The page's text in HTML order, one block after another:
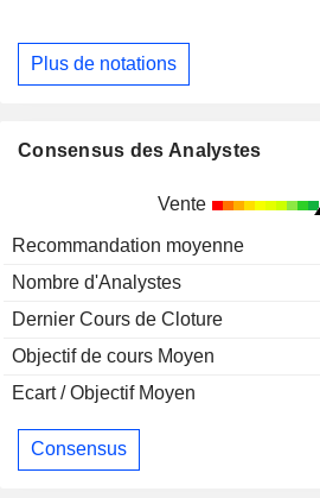
Plus de notations
Consensus des Analystes
Vente
Recommandation moyenne
Nombre d'Analystes
Dernier Cours de Cloture
Objectif de cours Moyen
Ecart / Objectif Moyen
Consensus